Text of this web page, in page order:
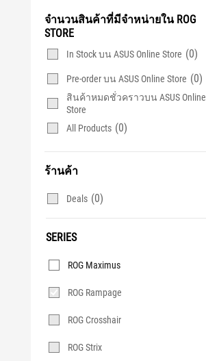
จำนวนสินค้าที่มีจำหน่ายใน ROG
STORE
In Stock บน ASUS Online Store (0)
Pre-order บน ASUS Online Store (0)
สินค้าหมดชั่วคราวบน ASUS Online
Store
All Products (0)
ร้านค้า
Deals (0)
SERIES
Series
ROG Rampage
ROG Maximus
ROG Crosshair
ROG Strix